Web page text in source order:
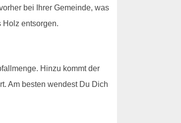
bei Ihrer Gemeinde, was
Holz entsorgen.
Hinzu kommt der
Am besten wendest Du Dich